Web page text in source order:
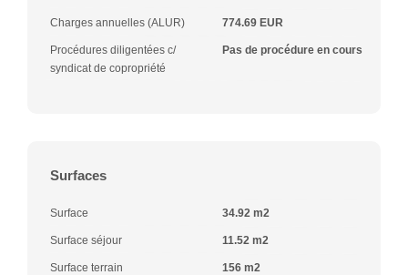
Charges annuelles (ALUR) 774.69 EUR
Procédures diligentées c/
syndicat de copropriété
Pas de procédure en cours
Surfaces
Surface 34.92 m2
Surface séjour 11.52 m2
Surface terrain 156 m2